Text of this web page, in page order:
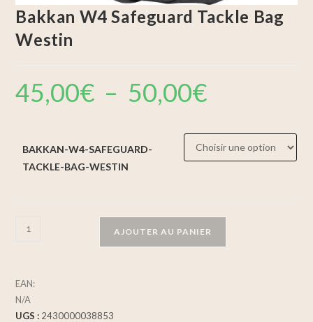
Bakkan W4 Safeguard Tackle Bag
Westin
45,00€ – 50,00€
BAKKAN-W4-SAFEGUARD-
TACKLE-BAG-WESTIN
AJOUTER AU PANIER
EAN:
N/A
UGS : 2430000038853